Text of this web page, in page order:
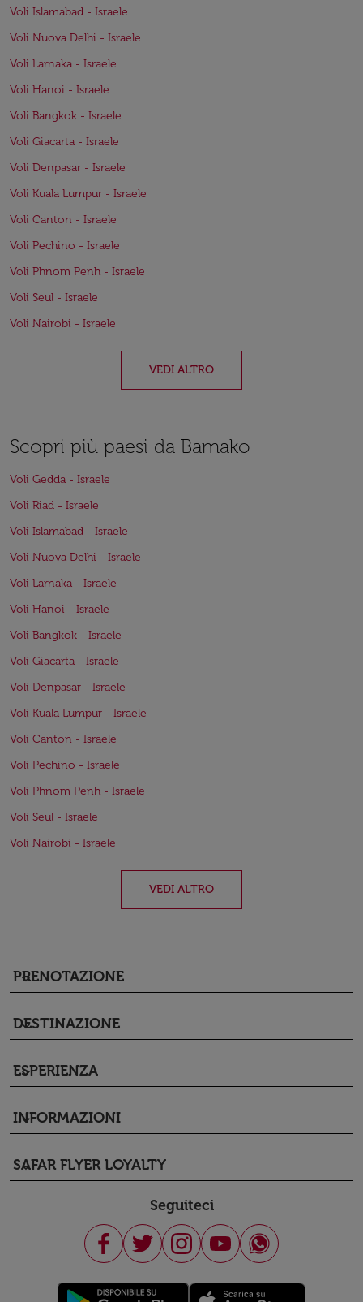
Voli Islamabad - Israele
Voli Nuova Delhi - Israele
Voli Larnaka - Israele
Voli Hanoi - Israele
Voli Bangkok - Israele
Voli Giacarta - Israele
Voli Denpasar - Israele
Voli Kuala Lumpur - Israele
Voli Canton - Israele
Voli Pechino - Israele
Voli Phnom Penh - Israele
Voli Seul - Israele
Voli Nairobi - Israele
VEDI ALTRO
Scopri più paesi da Bamako
Voli Gedda - Israele
Voli Riad - Israele
Voli Islamabad - Israele
Voli Nuova Delhi - Israele
Voli Larnaka - Israele
Voli Hanoi - Israele
Voli Bangkok - Israele
Voli Giacarta - Israele
Voli Denpasar - Israele
Voli Kuala Lumpur - Israele
Voli Canton - Israele
Voli Pechino - Israele
Voli Phnom Penh - Israele
Voli Seul - Israele
Voli Nairobi - Israele
VEDI ALTRO
PRENOTAZIONE
keyboard_arrow_down
DESTINAZIONE
keyboard_arrow_down
ESPERIENZA
keyboard_arrow_down
INFORMAZIONI
keyboard_arrow_down
SAFAR FLYER LOYALTY
keyboard_arrow_down
Seguiteci